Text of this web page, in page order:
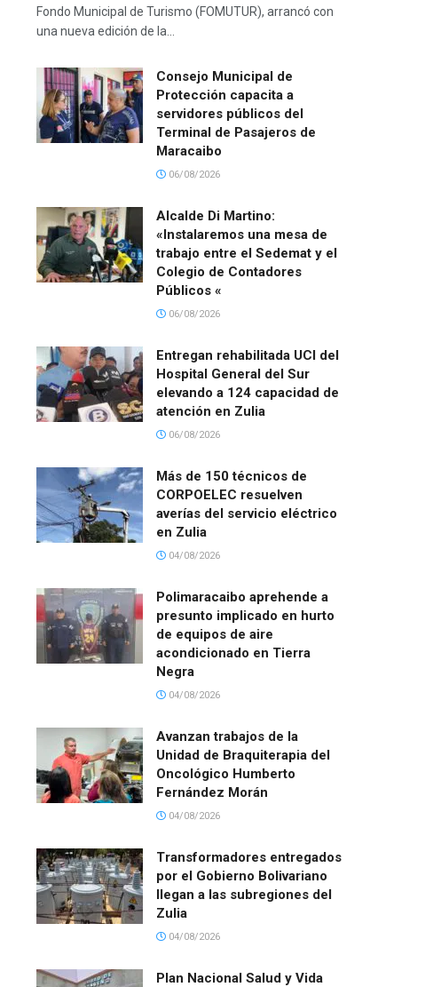
Fondo Municipal de Turismo (FOMUTUR), arrancó con
una nueva edición de la...
Consejo Municipal de
Protección capacita a
servidores públicos del
Terminal de Pasajeros de
Maracaibo
06/08/2026
Alcalde Di Martino:
«Instalaremos una mesa de
trabajo entre el Sedemat y el
Colegio de Contadores
Públicos «
06/08/2026
Entregan rehabilitada UCI del
Hospital General del Sur
elevando a 124 capacidad de
atención en Zulia
06/08/2026
Más de 150 técnicos de
CORPOELEC resuelven
averías del servicio eléctrico
en Zulia
04/08/2026
Polimaracaibo aprehende a
presunto implicado en hurto
de equipos de aire
acondicionado en Tierra
Negra
04/08/2026
Avanzan trabajos de la
Unidad de Braquiterapia del
Oncológico Humberto
Fernández Morán
04/08/2026
Transformadores entregados
por el Gobierno Bolivariano
llegan a las subregiones del
Zulia
04/08/2026
Plan Nacional Salud y Vida